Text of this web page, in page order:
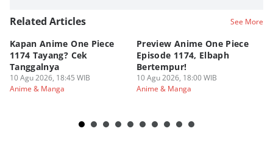
Related Articles See More
Kapan Anime One Piece
1174 Tayang? Cek
Tanggalnya
10 Agu 2026, 18:45 WIB
Anime & Manga
Preview Anime One Piece
Episode 1174, Elbaph
Bertempur!
10 Agu 2026, 18:00 WIB
Anime & Manga